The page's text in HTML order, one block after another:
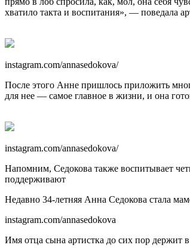
хватило такта и воспитания», — поведала
instagram.com/annasedokova/
После этого Анне пришлось приложить
для нее — самое главное в жизни, и она
instagram.com/annasedokova/
Напомним, Седокова также воспитывает
поддерживают
Недавно 34-летняя Анна Седокова стала
instagram.com/annasedokova
Имя отца сына артистка до сих пор держит